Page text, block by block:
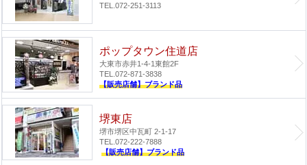
TEL.072-251-3113
ポップタウン住道店
大東市赤井1-4-1東館2F
TEL.072-871-3838
【販売店舗】ブランド品
堺東店
堺市堺区中瓦町 2-1-17
TEL.072-222-7888
【販売店舗】ブランド品